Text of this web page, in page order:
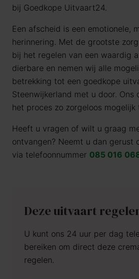
bij Goedkope Uitvaart24.
Een afscheid is een emotionele,
herinnering. Met de grootste
bij het regelen van een waardig
dierbare en nemen wij alle
betrekking tot een goedkope
Steenwijkerland met u door. Ons
het proces zo zorgeloos
Heeft u vragen of wilt u graag
ontvangen? Neemt u dan gerust
via telefoonnummer 085 016
Deze uitvaart
U kunt ons 24 uur per dag
bereiken om direct deze
regelen.